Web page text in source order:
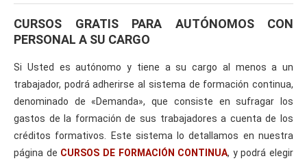
Curso Gratis Selección de Frutas y Horta
lizas (10 horas)
rutícolass (10 horas)
Curso Gratis Riesgos Específicos en Mata
deros de Aves y Conejos (25 horas)
Curso Gratis Cultivo y Recolección de Fr
utas (60 horas)
Curso Gratis Operaciones Agrícolas (120
Curso Gratis Bienestar Animal en el Tran
CURSOS GRATIS PARA AUTÓNOMOS CON
PERSONAL A SU CARGO
Si Usted es autónomo y tiene a su cargo al menos a un
trabajador, podrá adherirse al sistema de formación continua,
denominado de «Demanda», que consiste en sufragar los
gastos de la formación de sus trabajadores a cuenta de los
créditos formativos. Este sistema lo detallamos en nuestra
página de CURSOS DE FORMACIÓN CONTINUA, y podrá elegir